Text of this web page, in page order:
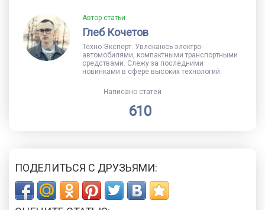
Автор статьи
Глеб Кочетов
Техно-Эксперт. Увлекаюсь электро-
автомобилями, компактными транспортными
средствами. Слежу за последними
новинками в сфере высоких технологий.
Написано статей
610
ПОДЕЛИТЬСЯ С ДРУЗЬЯМИ: